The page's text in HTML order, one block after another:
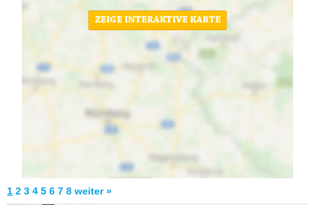
ZEIGE INTERAKTIVE KARTE
1 2 3 4 5 6 7 8 weiter »